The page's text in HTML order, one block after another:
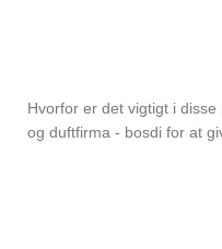
Hvorfor er det vigtigt i
og duftfirma - bosdi for at